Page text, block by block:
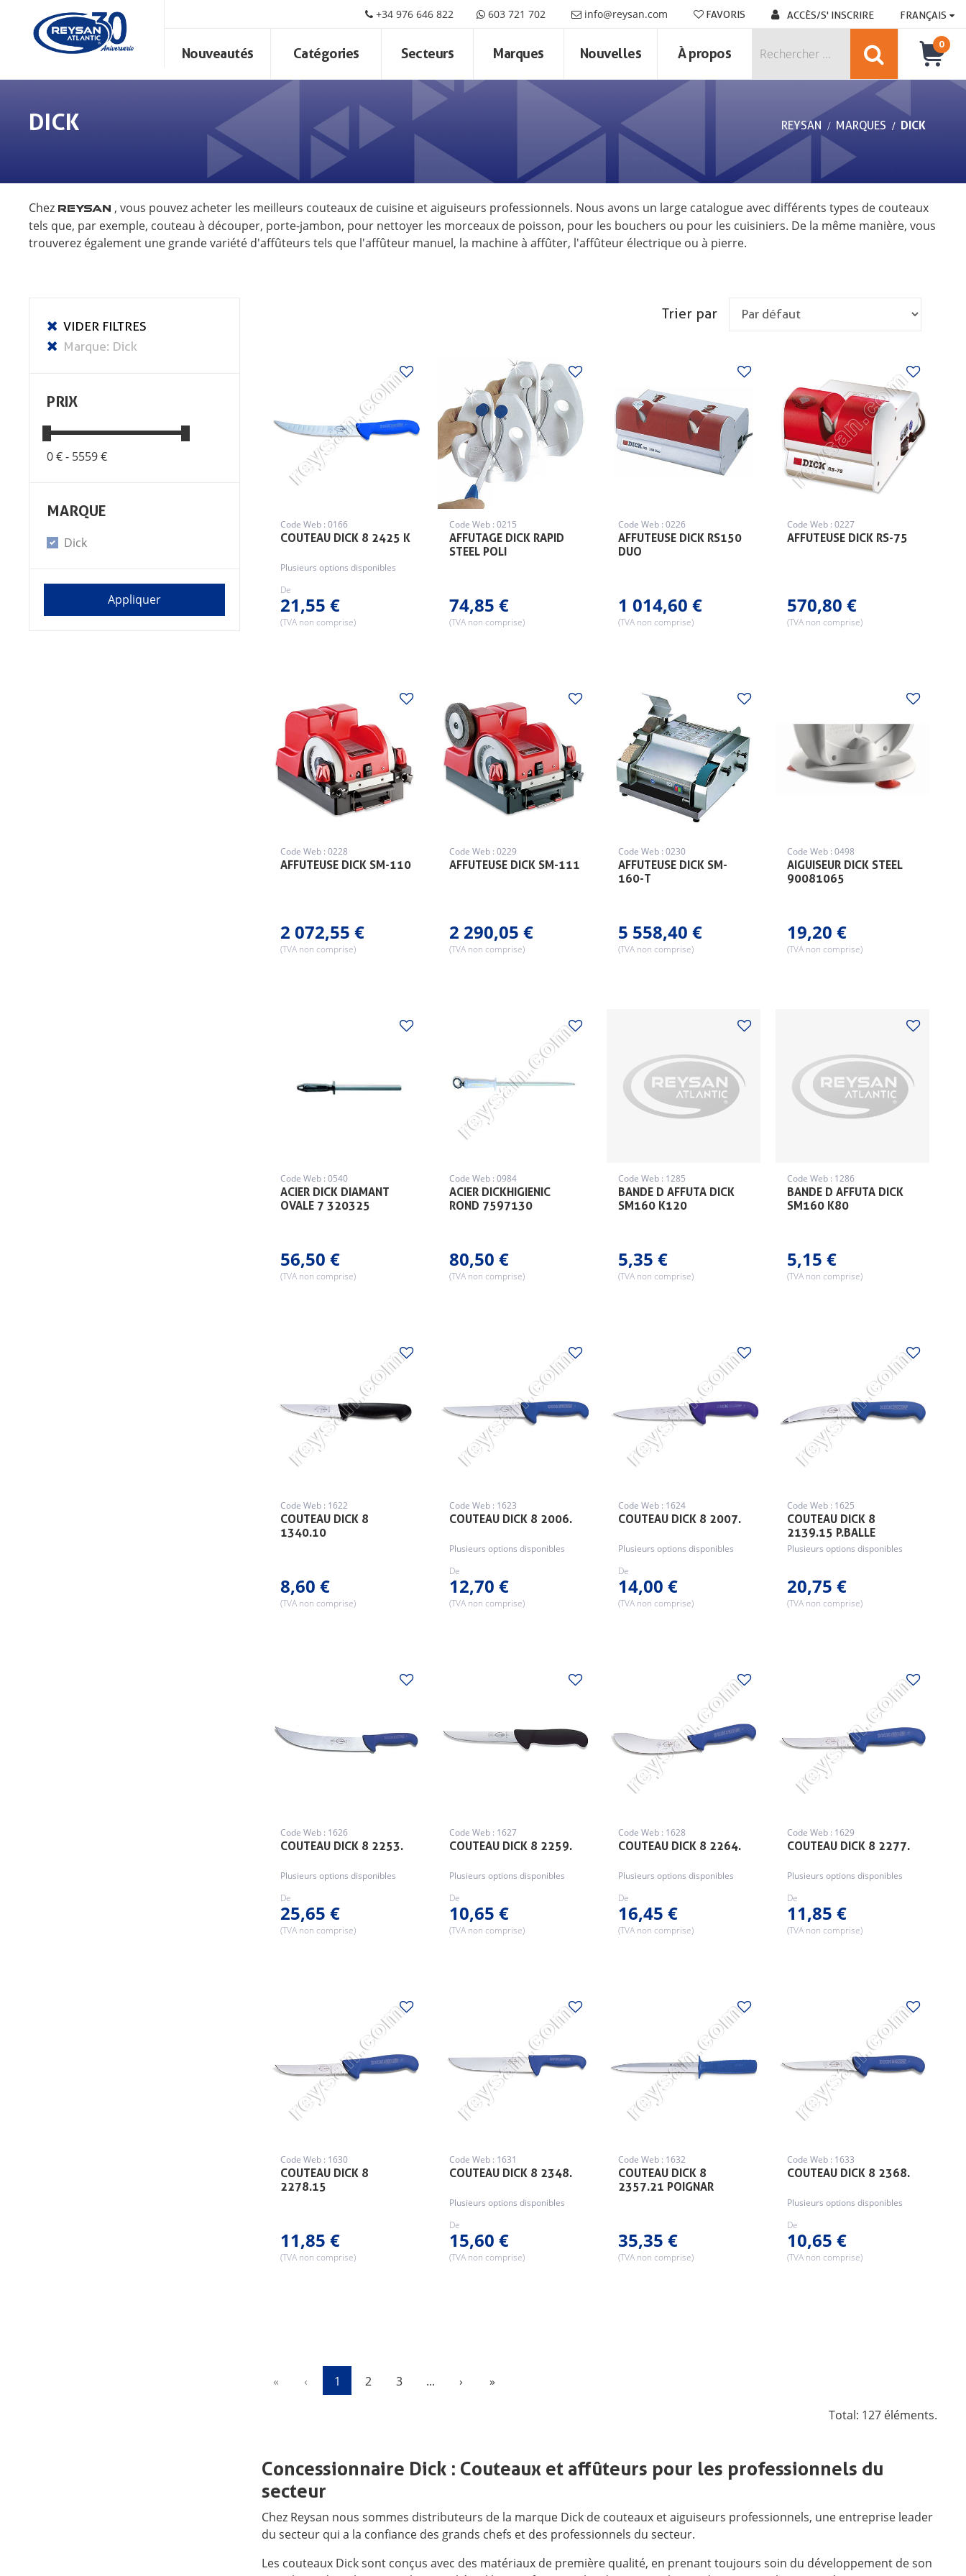
+34 976 646 822 603 721 702 info@reysan.com FAVORIS ACCÈS/S' INSCRIRE FRANÇAIS
Nouveautés Catégories Secteurs Marques Nouvelles À propos
0
DICK REYSAN MARQUES DICK
Chez REYSAN , vous pouvez acheter les meilleurs couteaux de cuisine et aiguiseurs professionnels. Nous avons un large catalogue avec différents types de couteaux
tels que, par exemple, couteau à découper, porte-jambon, pour nettoyer les morceaux de poisson, pour les bouchers ou pour les cuisiniers. De la même manière, vous
trouverez également une grande variété d'affûteurs tels que l'affûteur manuel, la machine à affûter, l'affûteur électrique ou à pierre.
PRIX
0 € - 5559 €
MARQUE
Dick
Trier par
COUTEAU DICK 8 2425 K
Code Web : 0166
Plusieurs options disponibles
De
21,55 €
(TVA non comprise)
AFFUTAGE DICK RAPID
STEEL POLI
Code Web : 0215
74,85 €
(TVA non comprise)
AFFUTEUSE DICK RS150
DUO
Code Web : 0226
1 014,60 €
(TVA non comprise)
AFFUTEUSE DICK RS-75
Code Web : 0227
570,80 €
(TVA non comprise)
AFFUTEUSE DICK SM-110
Code Web : 0228
2 072,55 €
(TVA non comprise)
AFFUTEUSE DICK SM-111
Code Web : 0229
2 290,05 €
(TVA non comprise)
AFFUTEUSE DICK SM-
160-T
Code Web : 0230
5 558,40 €
(TVA non comprise)
AIGUISEUR DICK STEEL
90081065
Code Web : 0498
19,20 €
(TVA non comprise)
ACIER DICK DIAMANT
OVALE 7 320325
Code Web : 0540
56,50 €
(TVA non comprise)
ACIER DICKHIGIENIC
ROND 7597130
Code Web : 0984
80,50 €
(TVA non comprise)
BANDE D AFFUTA DICK
SM160 K120
Code Web : 1285
5,35 €
(TVA non comprise)
BANDE D AFFUTA DICK
SM160 K80
Code Web : 1286
5,15 €
(TVA non comprise)
COUTEAU DICK 8
1340.10
Code Web : 1622
8,60 €
(TVA non comprise)
COUTEAU DICK 8 2006.
Code Web : 1623
Plusieurs options disponibles
De
12,70 €
(TVA non comprise)
COUTEAU DICK 8 2007.
Code Web : 1624
Plusieurs options disponibles
De
14,00 €
(TVA non comprise)
COUTEAU DICK 8
2139.15 P.BALLE
Code Web : 1625
Plusieurs options disponibles
20,75 €
(TVA non comprise)
COUTEAU DICK 8 2253.
Code Web : 1626
Plusieurs options disponibles
De
25,65 €
(TVA non comprise)
COUTEAU DICK 8 2259.
Code Web : 1627
Plusieurs options disponibles
De
10,65 €
(TVA non comprise)
COUTEAU DICK 8 2264.
Code Web : 1628
Plusieurs options disponibles
De
16,45 €
(TVA non comprise)
COUTEAU DICK 8 2277.
Code Web : 1629
Plusieurs options disponibles
De
11,85 €
(TVA non comprise)
COUTEAU DICK 8
2278.15
Code Web : 1630
11,85 €
(TVA non comprise)
COUTEAU DICK 8 2348.
Code Web : 1631
Plusieurs options disponibles
De
15,60 €
(TVA non comprise)
COUTEAU DICK 8
2357.21 POIGNAR
Code Web : 1632
35,35 €
(TVA non comprise)
COUTEAU DICK 8 2368.
Code Web : 1633
Plusieurs options disponibles
De
10,65 €
(TVA non comprise)
«First ‹ Previous
1 2 3 ... › »Last
Total: 127 éléments.
Concessionnaire Dick : Couteaux et affûteurs pour les professionnels du
secteur
Chez Reysan nous sommes distributeurs de la marque Dick de couteaux et aiguiseurs professionnels, une entreprise leader
du secteur qui a la confiance des grands chefs et des professionnels du secteur.
Les couteaux Dick sont conçus avec des matériaux de première qualité, en prenant toujours soin du développement de son